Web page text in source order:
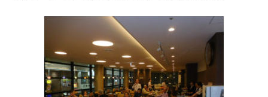
ウィステリア小樽稲穂
ご入居について
入居者の声
動画ギャラリー